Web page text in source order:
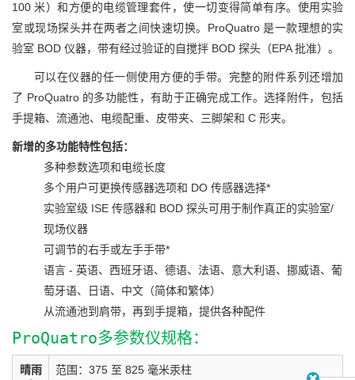
100 米）和方便的电缆管理套件，使一切变得简单有序。使用实验
室或现场探头并在两者之间快速切换。ProQuatro 是一款理想的实
验室 BOD 仪器，带有经过验证的自搅拌 BOD 探头（EPA 批准）。
可以在仪器的任一侧使用方便的手带。完整的附件系列还增加
了 ProQuatro 的多功能性，有助于正确完成工作。选择附件，包括
手提箱、流通池、电缆配重、皮带夹、三脚架和 C 形夹。
新增的多功能特性包括：
多种参数选项和电缆长度
多个用户可更换传感器选项和 DO 传感器选择*
实验室级 ISE 传感器和 BOD 探头可用于制作真正的实验室/
现场仪器
可调节的右手或左手手带*
语言 - 英语、西班牙语、德语、法语、意大利语、挪威语、葡
萄牙语、日语、中文（简体和繁体）
从流通池到肩带，再到手提箱，提供各种配件
ProQuatro多参数仪规格：
晴雨
范围：375 至 825 毫米汞柱